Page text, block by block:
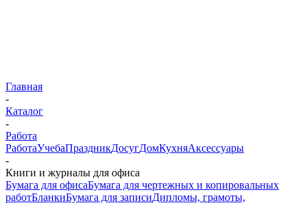
Главная
-
Каталог
-
Работа
РаботаУчебаПраздникДосугДомКухняАксессуары
-
Книги и журналы для офиса
Бумага для офисаБумага для чертежных и копировальных
работБланкиБумага для записиДипломы, грамоты,